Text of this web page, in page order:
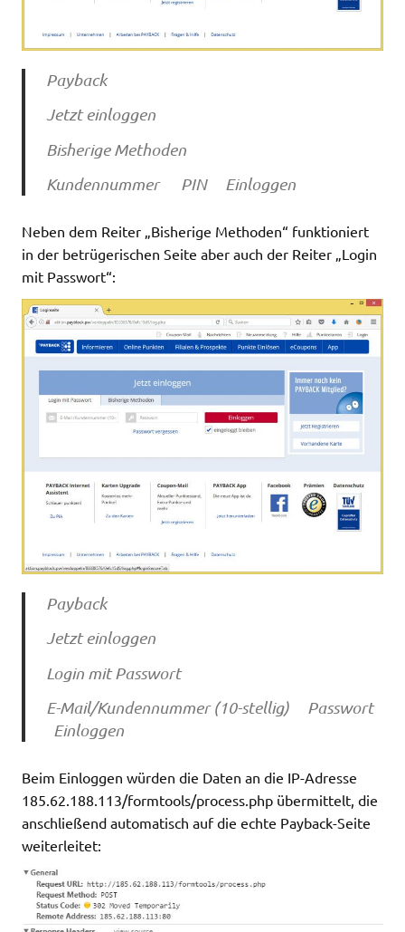
Payback
Jetzt einloggen
Bisherige Methoden
Kundennummer PIN Einloggen
Neben dem Reiter „Bisherige Methoden“ funktioniert
in der betrügerischen Seite aber auch der Reiter „Login
mit Passwort“:
Payback
Jetzt einloggen
Login mit Passwort
E-Mail/Kundennummer (10-stellig) Passwort
Einloggen
Beim Einloggen würden die Daten an die IP-Adresse
185.62.188.113/formtools/process.php übermittelt, die
anschließend automatisch auf die echte Payback-Seite
weiterleitet: